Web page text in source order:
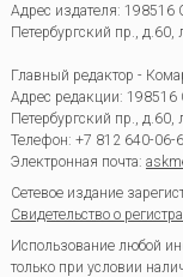
Адрес издателя: 198516
Петербургский пр.,
Главный редактор -
Адрес редакции: 198516
Петербургский пр.,
Телефон: +7 812 640-06-
Электронная почта:
Сетевое издание
Свидетельство о
Использование любой
только при условии